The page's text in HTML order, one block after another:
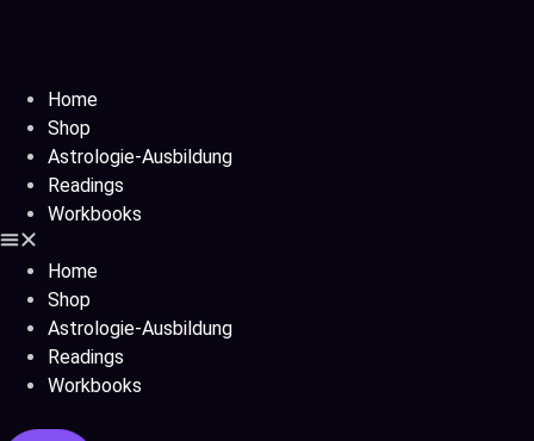
Home
Shop
Astrologie-Ausbildung
Readings
Workbooks
Home
Shop
Astrologie-Ausbildung
Readings
Workbooks